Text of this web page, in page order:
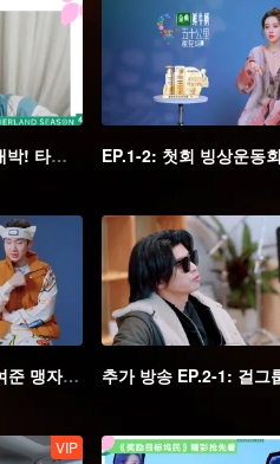
EP.1-1：시작부터 대박! 타오화우 신구 주민의 파트너 선택
EP.2-2: '뉴양거' 보여준 맹자의x걸그룹 댄스와 노래를 보여준 심월
VIP